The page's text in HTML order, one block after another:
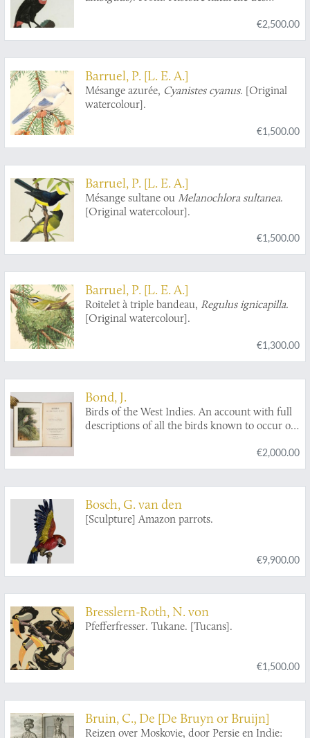
[Plate 9. Le Tocard].
€2,500.00
Barruel, P. [L. E. A.]
Mésange azurée, Cyanistes cyanus. [Original
watercolour].
€1,500.00
Barruel, P. [L. E. A.]
Mésange sultane ou Melanochlora sultanea.
[Original watercolour].
€1,500.00
Barruel, P. [L. E. A.]
Roitelet à triple bandeau, Regulus ignicapilla.
[Original watercolour].
€1,300.00
Bond, J.
Birds of the West Indies. An account with full
descriptions of all the birds known to occur or
€2,000.00
Bosch, G. van den
[Sculpture] Amazon parrots.
€9,900.00
Bresslern-Roth, N. von
Pfefferfresser. Tukane. [Tucans].
€1,500.00
Bruin, C., De [De Bruyn or Bruijn]
Reizen over Moskovie, door Persie en Indie: